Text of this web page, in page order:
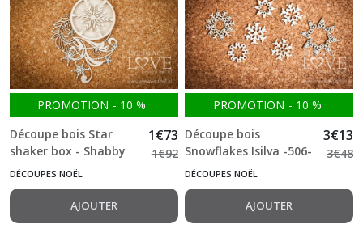
PROMOTION - 10 %
Découpe bois Star
shaker box - Shabby
Winter -656-
1€73
1€92
DÉCOUPES NOËL
AJOUTER
PROMOTION - 10 %
Découpe bois
Snowflakes Isilva -506-
3€13
3€48
DÉCOUPES NOËL
AJOUTER